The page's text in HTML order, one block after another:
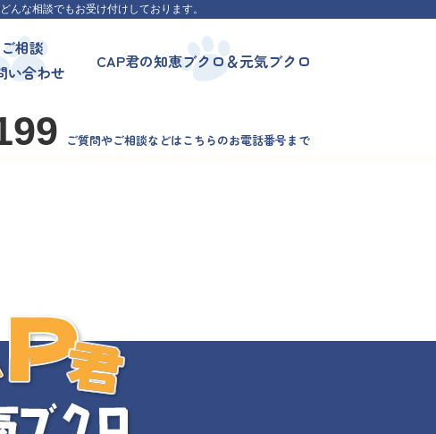
な相談でもお受け付けしております。
ご相談
い合わせ
CAP君の知恵ブクロ＆元気ブクロ
ご質問やご相談などはこちらのお電話番号まで